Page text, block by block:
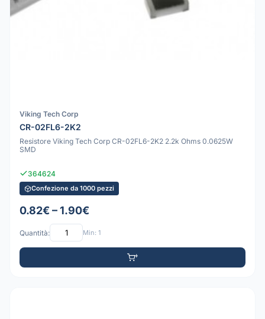
Viking Tech Corp
CR-02FL6-2K2
Resistore Viking Tech Corp CR-02FL6-2K2 2.2k Ohms 0.0625W
SMD
364624
Confezione da 1000 pezzi
0.82€ – 1.90€
Quantità: Min: 1